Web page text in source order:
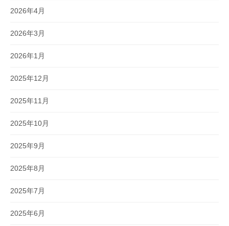
2026年4月
2026年3月
2026年1月
2025年12月
2025年11月
2025年10月
2025年9月
2025年8月
2025年7月
2025年6月